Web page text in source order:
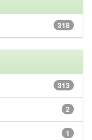
318
313
2
1